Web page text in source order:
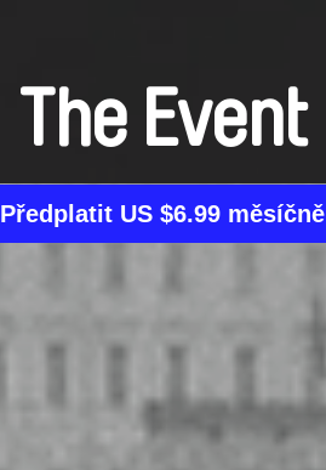
The Event
Předplatit US $6.99 měsíčně